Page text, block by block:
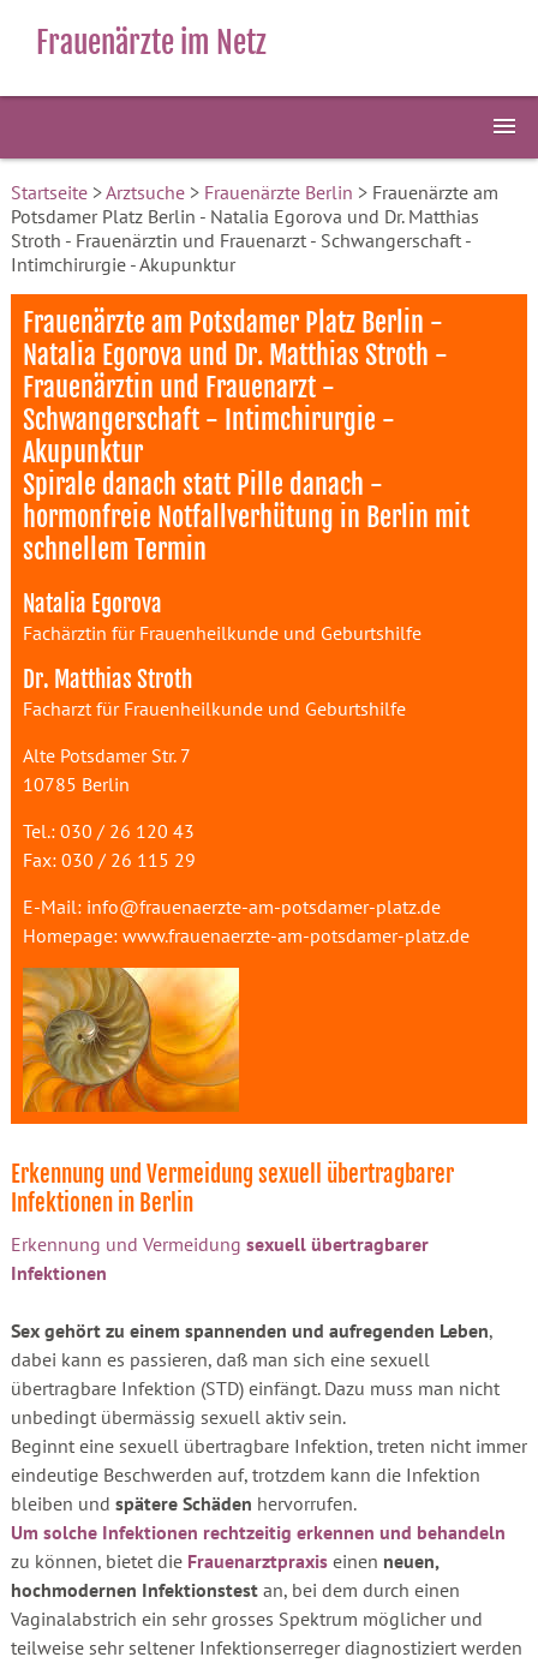
Frauenärzte im Netz
Startseite>Arztsuche> Frauenärzte Berlin > Frauenärzte am
Potsdamer Platz Berlin - Natalia Egorova und Dr. Matthias
Stroth - Frauenärztin und Frauenarzt - Schwangerschaft -
Intimchirurgie - Akupunktur
Frauenärzte am Potsdamer Platz Berlin -
Natalia Egorova und Dr. Matthias Stroth -
Frauenärztin und Frauenarzt -
Schwangerschaft - Intimchirurgie -
Akupunktur
Spirale danach statt Pille danach -
hormonfreie Notfallverhütung in Berlin mit
schnellem Termin
Natalia Egorova
Fachärztin für Frauenheilkunde und Geburtshilfe
Dr. Matthias Stroth
Facharzt für Frauenheilkunde und Geburtshilfe
Alte Potsdamer Str. 7
10785 Berlin
Tel.: 030 / 26 120 43
Fax: 030 / 26 115 29
E-Mail: info@frauenaerzte-am-potsdamer-platz.de
Homepage: www.frauenaerzte-am-potsdamer-platz.de
Erkennung und Vermeidung sexuell übertragbarer
Infektionen in Berlin
Erkennung und Vermeidung sexuell übertragbarer
Infektionen
Sex gehört zu einem spannenden und aufregenden Leben,
dabei kann es passieren, daß man sich eine sexuell
übertragbare Infektion (STD) einfängt. Dazu muss man nicht
unbedingt übermässig sexuell aktiv sein.
Beginnt eine sexuell übertragbare Infektion, treten nicht immer
eindeutige Beschwerden auf, trotzdem kann die Infektion
bleiben und spätere Schäden hervorrufen.
Um solche Infektionen rechtzeitig erkennen und behandeln
zu können, bietet dieFrauenarztpraxis einen neuen,
hochmodernen Infektionstestan, bei dem durch einen
Vaginalabstrich ein sehr grosses Spektrum möglicher und
teilweise sehr seltener Infektionserreger diagnostiziert werden